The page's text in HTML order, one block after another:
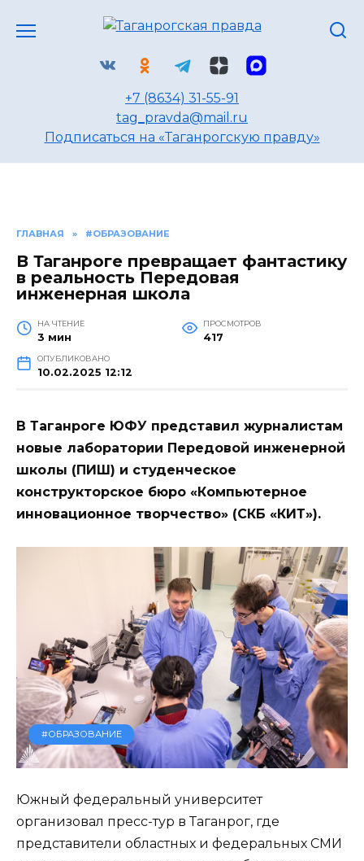
+7 (8634) 31-55-91
tag_pravda@mail.ru
Подписаться на «Таганрогскую правду»
ГЛАВНАЯ » #ОБРАЗОВАНИЕ
В Таганроге превращает фантастику
в реальность Передовая
инженерная школа
НА ЧТЕНИЕ
3 мин
ПРОСМОТРОВ
417
ОПУБЛИКОВАНО
10.02.2025 12:12
В Таганроге ЮФУ представил журналистам
новые лаборатории Передовой инженерной
школы (ПИШ) и студенческое
конструкторское бюро «Компьютерное
инновационное творчество» (СКБ «КИТ»).
#ОБРАЗОВАНИЕ
Южный федеральный университет
организовал пресс-тур в Таганрог, где
представители областных и федеральных СМИ